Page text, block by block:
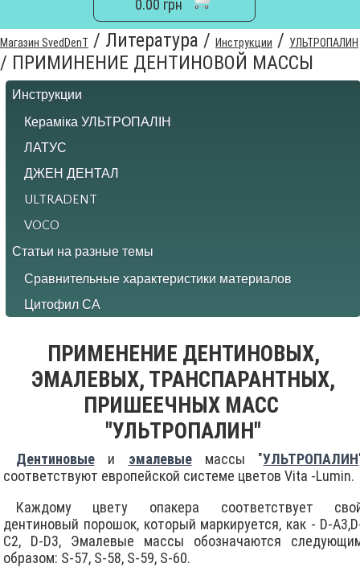
0.00 грн
Магазин SvedDenT / Литература / Инструкции / УЛЬТРОПАЛИН
/ ПРИМИНЕНИЕ ДЕНТИНОВОЙ МАССЫ
Инструкции
Кераміка УЛЬТРОПАЛІН
ЛАТУС
ДЖЕН ДЕНТАЛ
ULTRADENT
VOCO
Статьи на разные темы
Сравнительные характеристики материалов
Цитофил СА
ПРИМЕНЕНИЕ ДЕНТИНОВЫХ,
ЭМАЛЕВЫХ, ТРАНСПАРАНТНЫХ,
ПРИШЕЕЧНЫХ МАСС
"УЛЬТРОПАЛИН"
Дентиновыеи эмалевыемассы "УЛЬТРОПАЛИН
соответствуют европейской системе цветов Vita -Lumin.
Каждому цвету опакера соответствует
дентиновый порошок, который маркируется, как - D-
C2, D-D3, Эмалевые массы обозначаются
образом: S-57, S-58, S-59, S-60.